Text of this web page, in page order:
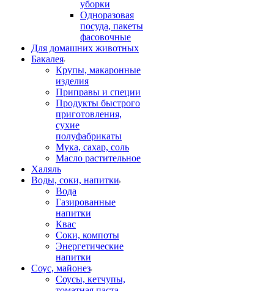
уборки
Одноразовая
посуда, пакеты
фасовочные
Для домашних животных
Бакалея
Крупы, макаронные
изделия
Приправы и специи
Продукты быстрого
приготовления,
сухие
полуфабрикаты
Мука, сахар, соль
Масло растительное
Халяль
Воды, соки, напитки
Вода
Газированные
напитки
Квас
Соки, компоты
Энергетические
напитки
Соус, майонез
Соусы, кетчупы,